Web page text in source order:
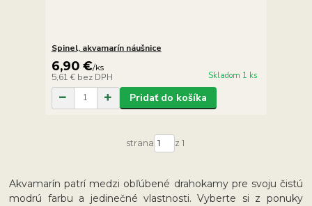
Spinel, akvamarín náušnice
6,90 €/ks
5,61 € bez DPH Skladom 1 ks
Pridať do košíka
strana z 1
Akvamarín patrí medzi obľúbené drahokamy pre svoju čistú
modrú farbu a jedinečné vlastnosti. Vyberte si z ponuky